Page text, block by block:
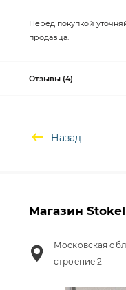
Перед покупкой
продавца.
Отзывы (4)
Назад
Магазин
Московская
строение 2